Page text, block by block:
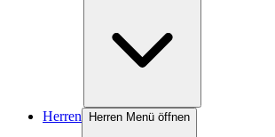
Herren Herren Menü öffnen